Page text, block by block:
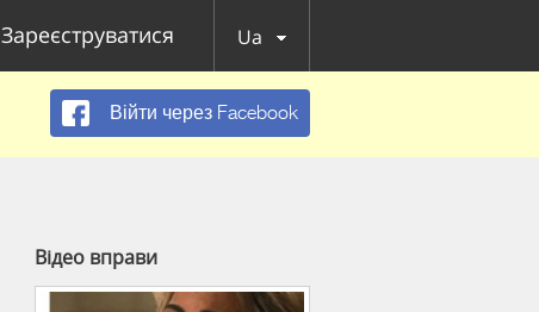
Зареєструватися Ua
Війти через Facebook
Відео вправи